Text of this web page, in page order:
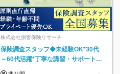
株式会社損害保険リサーチ
保険調査スタッフ◆未経験OK*30代
～60代活躍*丁寧な講習・サポートあ